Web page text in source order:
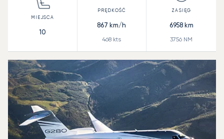
10
867 km/h
468 kts
6958km
3756 NM